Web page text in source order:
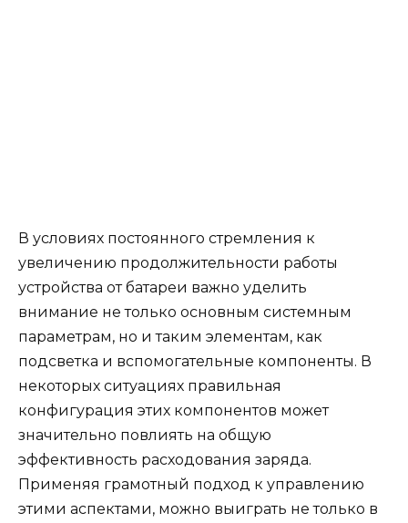
В условиях постоянного стремления к
увеличению продолжительности работы
устройства от батареи важно уделить
внимание не только основным системным
параметрам, но и таким элементам, как
подсветка и вспомогательные компоненты. В
некоторых ситуациях правильная
конфигурация этих компонентов может
значительно повлиять на общую
эффективность расходования заряда.
Применяя грамотный подход к управлению
этими аспектами, можно выиграть не только в